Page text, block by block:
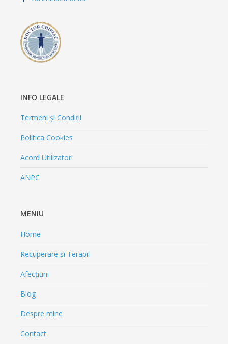
INFO LEGALE
Termeni și Condiții
Politica Cookies
Acord Utilizatori
ANPC
MENIU
Home
Recuperare și Terapii
Afecțiuni
Blog
Despre mine
Contact